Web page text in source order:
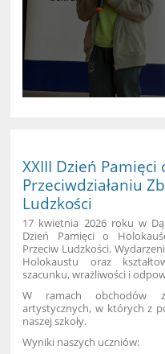
XXIII Dzień Pamięci
Przeciwdziałaniu
Ludzkości
17 kwietnia 2026 roku w
Dzień Pamięci o
Przeciw Ludzkości.
Holokaustu oraz
szacunku, wrażliwości i
W ramach obchodów
artystycznych, w których z
naszej szkoły.
Wyniki naszych uczniów: